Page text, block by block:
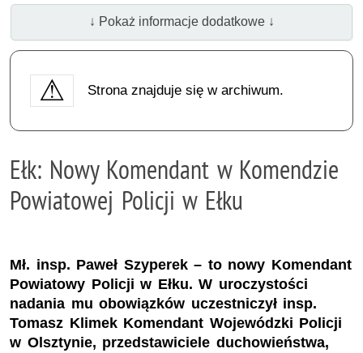
↓ Pokaż informacje dodatkowe ↓
Strona znajduje się w archiwum.
Ełk: Nowy Komendant w Komendzie
Powiatowej Policji w Ełku
Mł. insp. Paweł Szyperek – to nowy Komendant
Powiatowy Policji w Ełku. W uroczystości
nadania mu obowiązków uczestniczył insp.
Tomasz Klimek Komendant Wojewódzki Policji
w Olsztynie, przedstawiciele duchowieństwa,